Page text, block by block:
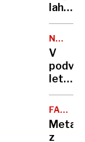
delo
lahko
pri
vodi
tudi
v
V
letala
odkrili
trupli
Meta
z